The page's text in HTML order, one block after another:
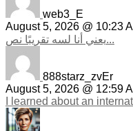
web3_E
August 5, 2026 @ 10:23
يعني أنا لسه تقريبًا نص...
888starz_zvEr
August 5, 2026 @ 12:59
I learned about an